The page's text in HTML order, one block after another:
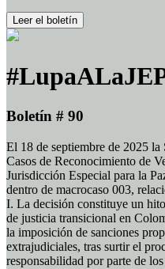
Leer el boletín
Boletín # 90
El 18 de septiembre de 2025 la
Casos de Reconocimiento de
Jurisdicción Especial para la
dentro de macrocaso 003,
I. La decisión constituye un
de justicia transicional en
la imposición de sanciones
extrajudiciales, tras surtir el
responsabilidad por parte de